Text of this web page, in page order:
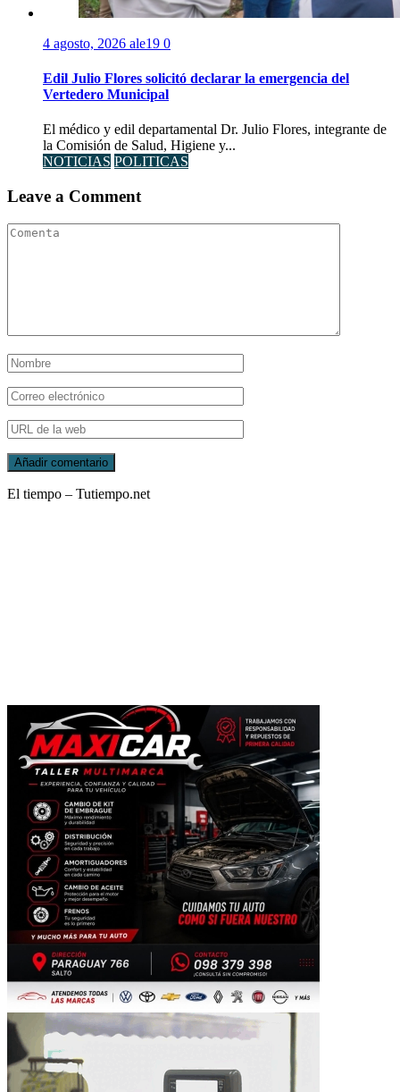
4 agosto, 2026 ale19 0
Edil Julio Flores solicitó declarar la emergencia del
Vertedero Municipal
El médico y edil departamental Dr. Julio Flores, integrante de
la Comisión de Salud, Higiene y...
NOTICIAS POLITICAS
Leave a Comment
El tiempo – Tutiempo.net